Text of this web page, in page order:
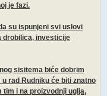
je fazi.
su ispunjeni svi uslovi
drobilica, investicije
sisitema biće dobrim
rad Rudniku će biti znatno
tim i na proizvodnji uglja,